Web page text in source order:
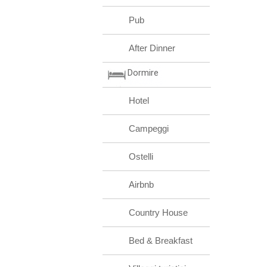
Pub
After Dinner
Dormire
Hotel
Campeggi
Ostelli
Airbnb
Country House
Bed & Breakfast